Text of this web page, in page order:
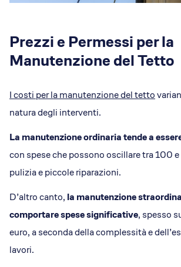
Prezzi e Permessi per la
Manutenzione del Tetto
I costi per la manutenzione del tetto
natura degli interventi.
La manutenzione ordinaria tende a
con spese che possono oscillare tra 100
pulizia e piccole riparazioni.
D’altro canto, la manutenzione
comportarespese significative, spesso
euro, a seconda della complessità e
lavori​.